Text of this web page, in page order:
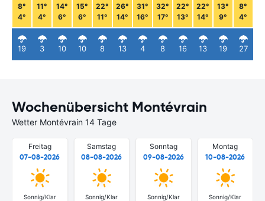
8°
4°
19
11°
4°
3
14°
6°
10
15°
6°
10
22°
11°
8
26°
14°
13
31°
16°
4
32°
17°
8
22°
13°
16
22°
14°
13
13°
9°
19
8°
4°
27
Wochenübersicht Montévrain
Wetter Montévrain 14 Tage
Freitag
07-08-2026
Sonnig/Klar
Samstag
08-08-2026
Sonnig/Klar
Sonntag
09-08-2026
Sonnig/Klar
Montag
10-08-2026
Sonnig/Klar